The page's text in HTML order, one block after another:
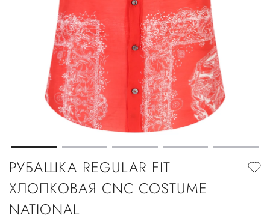
РУБАШКА REGULAR FIT
ХЛОПКОВАЯ CNC COSTUME
NATIONAL